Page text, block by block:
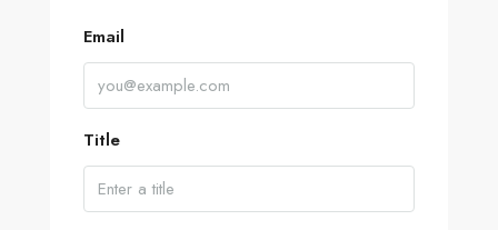
Email
Title